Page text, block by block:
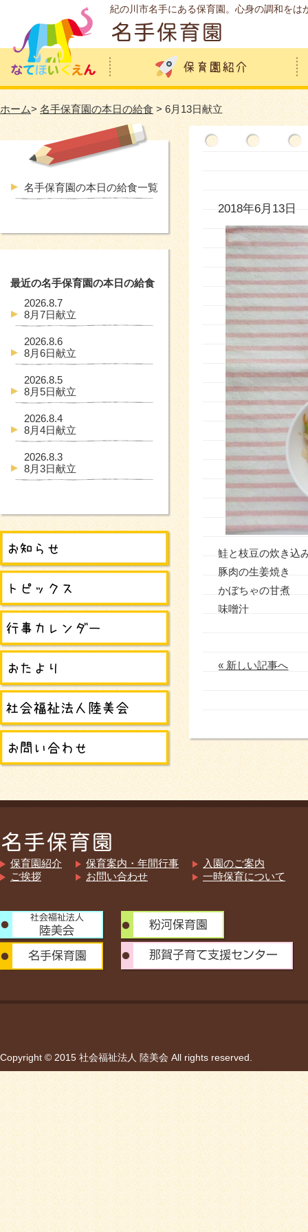
紀の川市名手にある保育園。心身の調和を
ホーム> 名手保育園の本日の給食 > 6月13日献立
2018年6月13日
鮭と枝豆の炊き
豚肉の生姜焼き
かぼちゃの甘煮
味噌汁
« 新しい記事へ
名手保育園の本日の給食一覧
最近の名手保育園の本日の給食
2026.8.7
8月7日献立
2026.8.6
8月6日献立
2026.8.5
8月5日献立
2026.8.4
8月4日献立
2026.8.3
8月3日献立
保育園紹介
ご挨拶
保育案内・年間行事
お問い合わせ
入園のご案内
一時保育について
Copyright © 2015 社会福祉法人 陸美会 All rights reserved.